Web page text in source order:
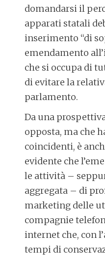
domandarsi il
apparati statali
inserimento “di
emendamento
che si occupa di
di evitare la
parlamento.
Da una
opposta, ma che
coincidenti, è
evidente che
le attività –
aggregata – di
marketing delle
compagnie
internet che, con
tempi di